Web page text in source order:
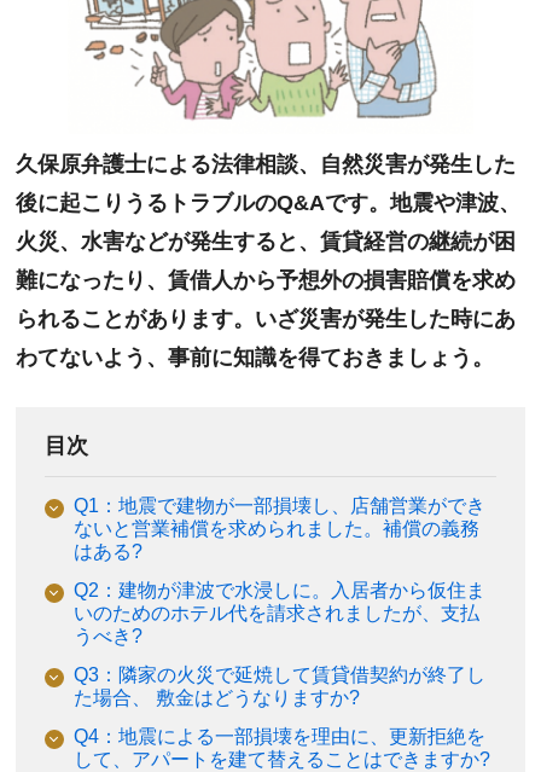
久保原弁護士による法律相談、自然災害が発生した
後に起こりうるトラブルのQ&Aです。地震や津波、
火災、水害などが発生すると、賃貸経営の継続が困
難になったり、賃借人から予想外の損害賠償を求め
られることがあります。いざ災害が発生した時にあ
わてないよう、事前に知識を得ておきましょう。
目次
Q1：地震で建物が一部損壊し、店舗営業ができ
ないと営業補償を求められました。補償の義務
はある?
Q2：建物が津波で水浸しに。入居者から仮住ま
いのためのホテル代を請求されましたが、支払
うべき?
Q3：隣家の火災で延焼して賃貸借契約が終了し
た場合、 敷金はどうなりますか?
Q4：地震による一部損壊を理由に、更新拒絶を
して、アパートを建て替えることはできますか?